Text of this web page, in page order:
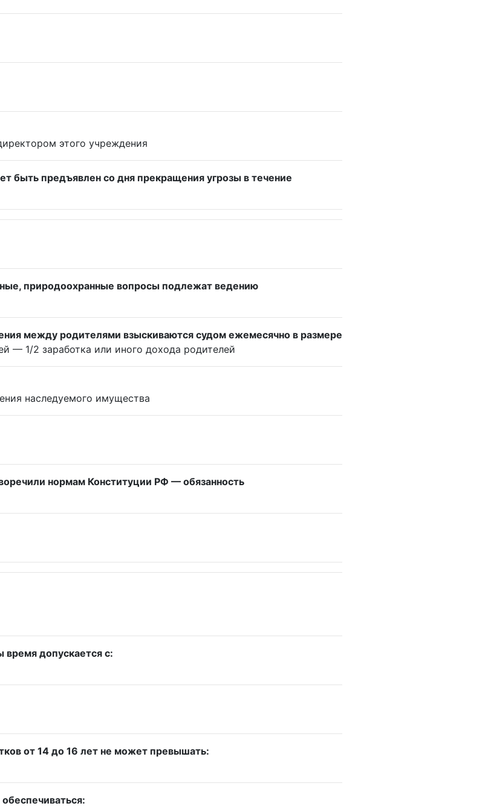
этого учреждения
быть предъявлен со дня прекращения угрозы в течение
природоохранные вопросы подлежат ведению
между родителями взыскиваются судом ежемесячно в размере
— 1/2 заработка или иного дохода родителей
наследуемого имущества
нормам Конституции РФ — обязанность
время допускается с:
от 14 до 16 лет не может превышать: